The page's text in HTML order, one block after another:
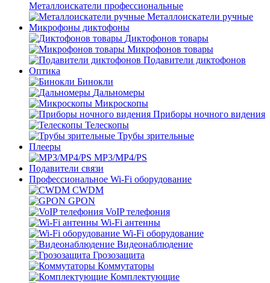
Металлоискатели профессиональные
Металлоискатели ручные
Микрофоны диктофоны
Диктофонов товары
Микрофонов товары
Подавители диктофонов
Оптика
Бинокли
Дальномеры
Микроскопы
Приборы ночного видения
Телескопы
Трубы зрительные
Плееры
MP3/MP4/PS
Подавители связи
Профессиональное Wi-Fi оборудование
CWDM
GPON
VoIP телефония
Wi-Fi антенны
Wi-Fi оборудование
Видеонаблюдение
Грозозащита
Коммутаторы
Комплектующие